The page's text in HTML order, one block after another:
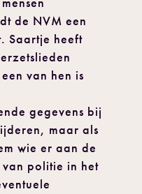
de NVM een
Saartje heeft
van hen is
gegevens bij
maar als
wie er aan de
politie in het